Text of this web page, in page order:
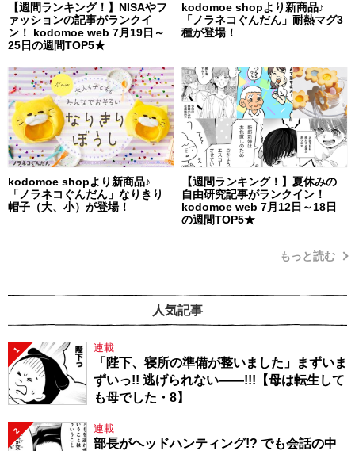
【週間ランキング！】NISAやフ
ァッションの記事がランクイ
ン！ kodomoe web 7月19日～
25日の週間TOP5★
kodomoe shopより新商品♪
「ノラネコぐんだん」耐熱マグ3
種が登場！
kodomoe shopより新商品♪
「ノラネコぐんだん」なりきり
帽子（大、小）が登場！
【週間ランキング！】夏休みの
自由研究記事がランクイン！
kodomoe web 7月12日～18日
の週間TOP5★
もっと読む
人気記事
1 連載
「陛下、寝所の準備が整いました」まずいま
ずいっ!! 逃げられない――!!!【母は転生して
も母でした・8】
2 連載
部長がヘッドハンティング!? でも会話の中